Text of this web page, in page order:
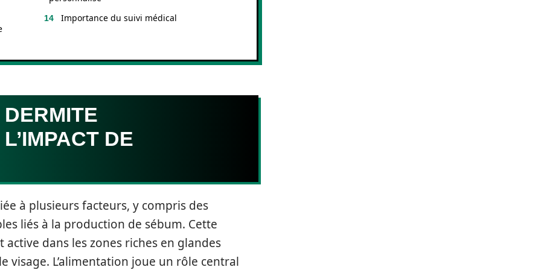
Importance du suivi médical
DE
à plusieurs facteurs, y compris des
liés à la production de sébum. Cette
dans les zones riches en glandes
visage. L’alimentation joue un rôle central